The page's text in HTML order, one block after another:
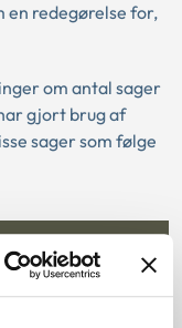
en redegørelse for,
om antal sager
gjort brug af
sager som følge